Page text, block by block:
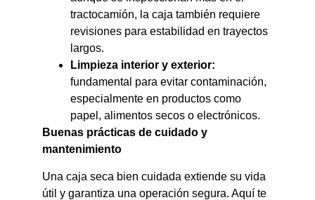
tractocamión, la caja también requiere
revisiones para estabilidad en trayectos
largos.
Limpieza interior y exterior:
fundamental para evitar contaminación,
especialmente en productos como
papel, alimentos secos o electrónicos.
Buenas prácticas de cuidado y
mantenimiento
Una caja seca bien cuidada extiende su vida
útil y garantiza una operación segura. Aquí te